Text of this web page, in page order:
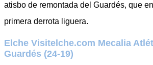
atisbo de remontada del Guardés, que
primera derrota liguera.
Elche Visitelche.com Mecalia
Guardés (24-19)